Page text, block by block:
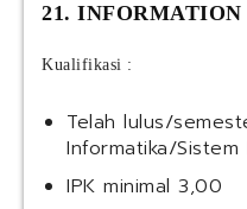
21.
Kualifikasi :
Telah lulus/
Informatika/
IPK minimal 3,00